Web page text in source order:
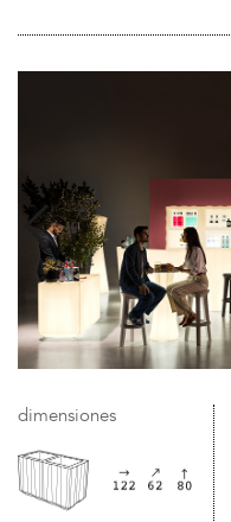
dimensiones